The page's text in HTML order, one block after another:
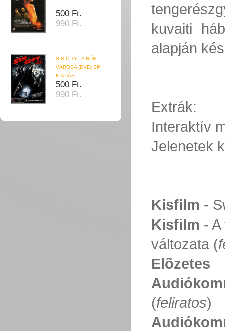
500 Ft.
990 Ft.
SIN CITY - A BŰN
VÁROSA (DVD) SPI
KIADÁS
500 Ft.
990 Ft.
kuvaiti
alapján
Extrák:
Interaktív
Jelenetek
Kisfilm -
Kisfilm -
változata (
Elõzetes
(feliratos)